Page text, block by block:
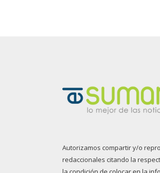
Autorizamos compartir y/o
redaccionales citando la